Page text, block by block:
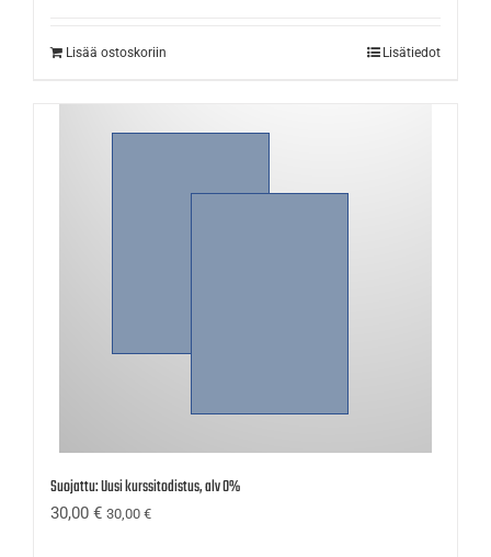
Lisää ostoskoriin Lisätiedot
Suojattu: Uusi kurssitodistus, alv 0%
30,00 € 30,00 €